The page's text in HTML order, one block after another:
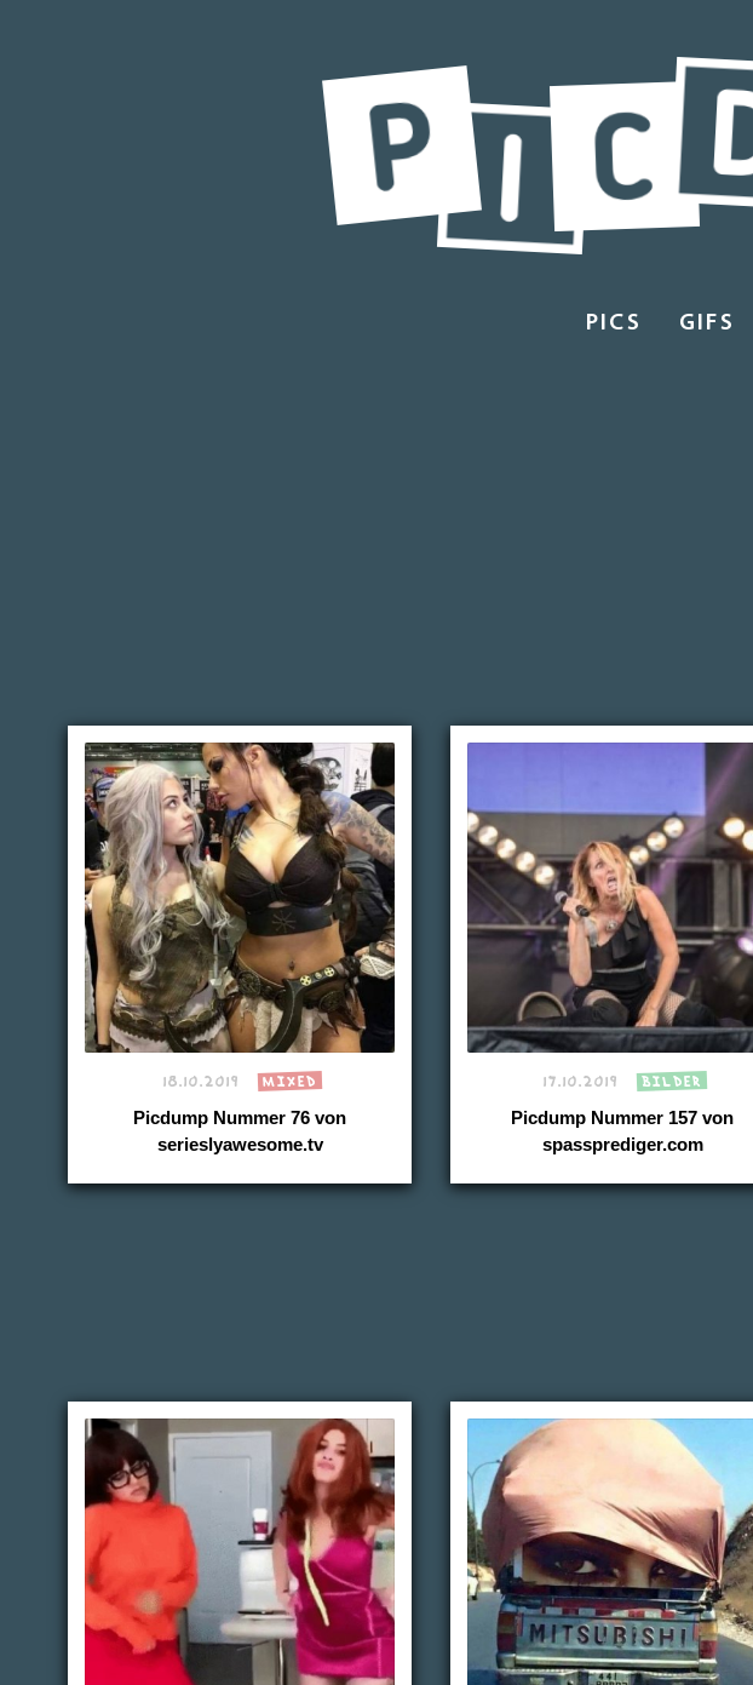
PICS GIFS
18.10.2019 MIXED
Picdump Nummer 76 von
serieslyawesome.tv
17.10.2019 BILDER
Picdump Nummer 157 von
spassprediger.com